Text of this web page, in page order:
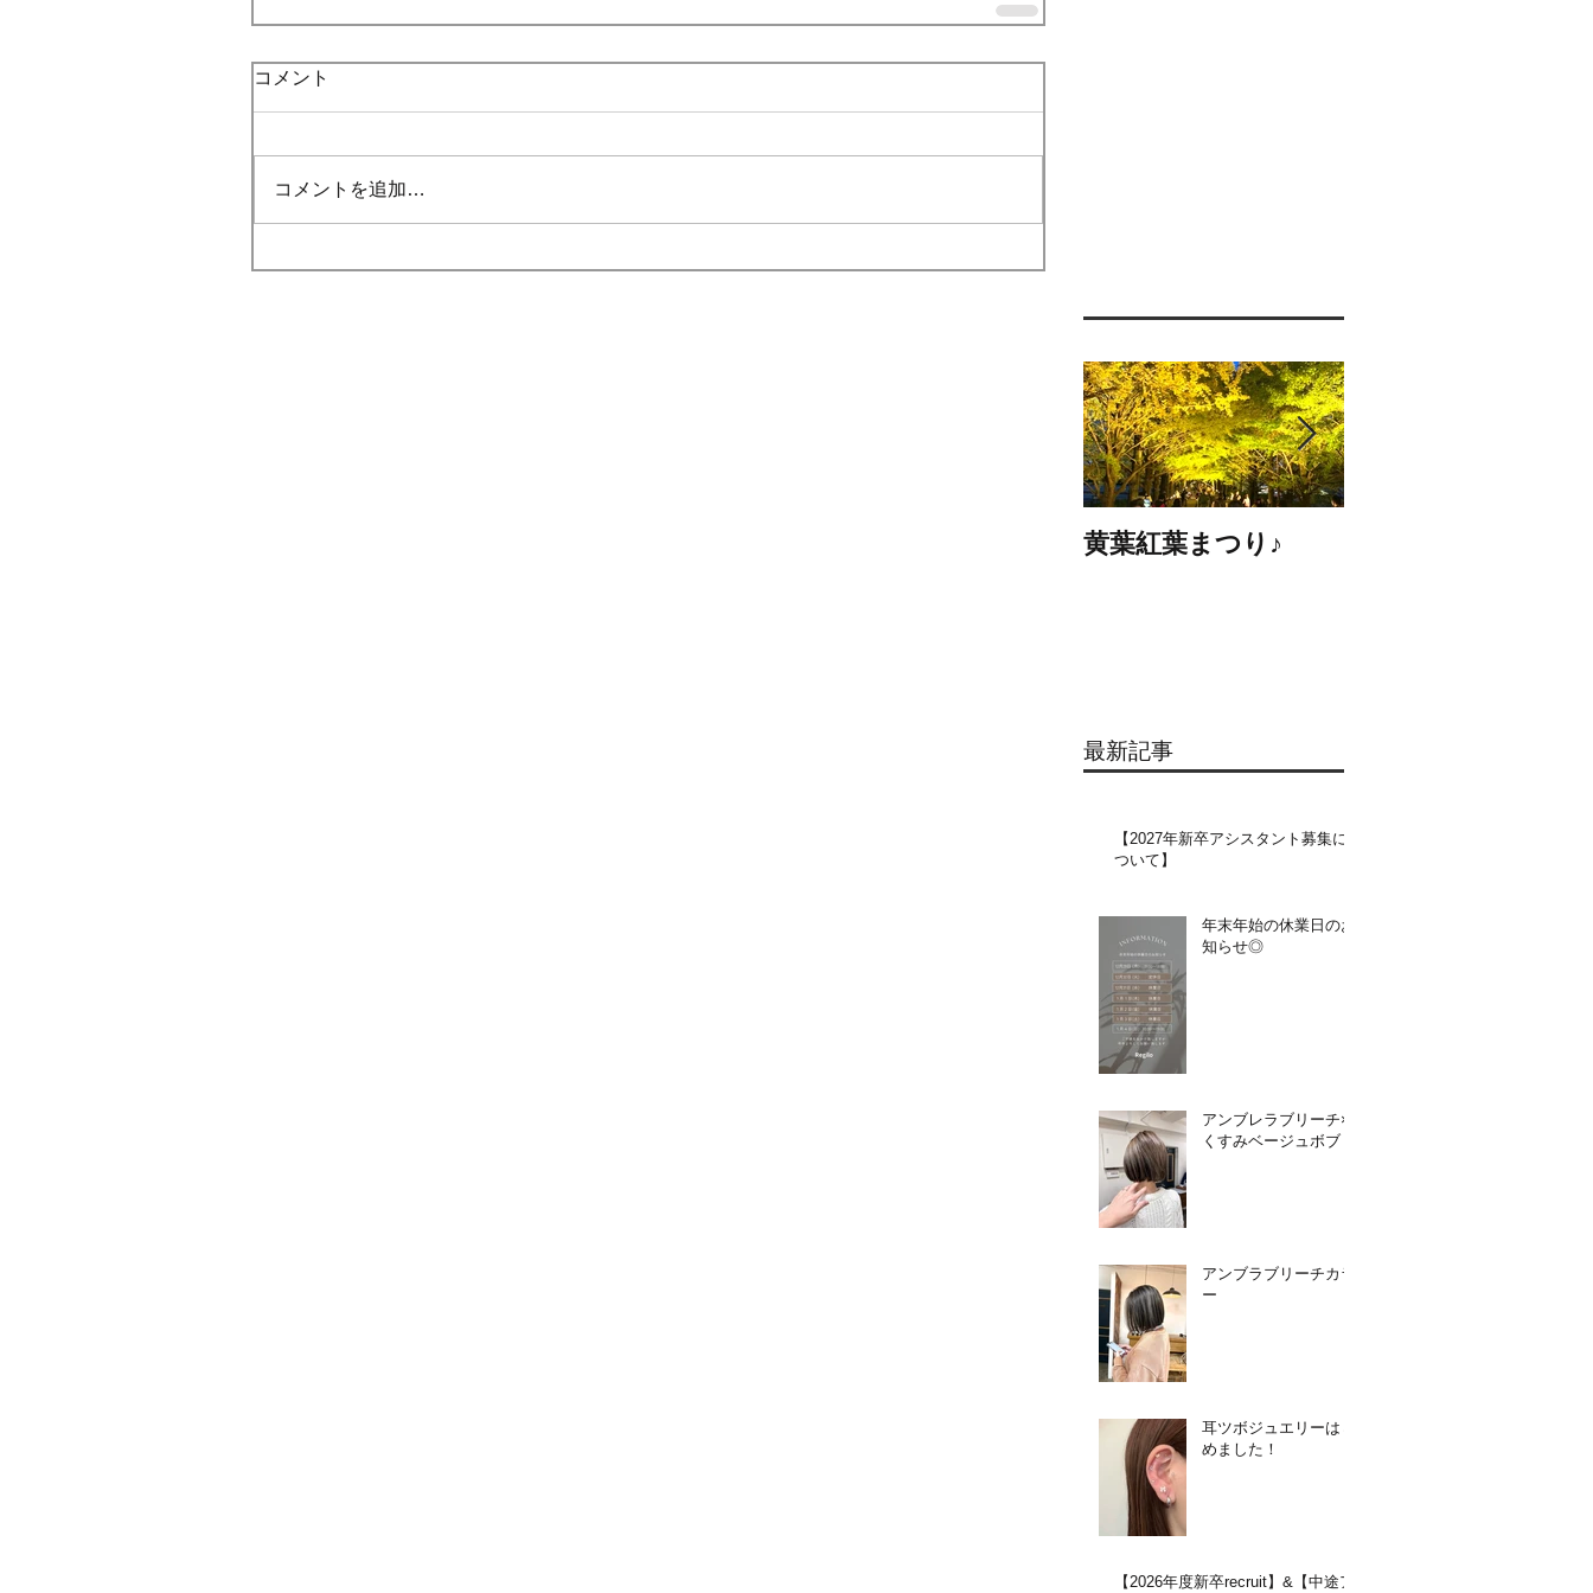
コメント
コメントを追加…
黄葉紅葉まつり♪
最新記事
【2027年新卒アシスタント募集に
ついて】​​
年末年始の休業日のお
知らせ◎
アンブレラブリーチ×
くすみベージュボブ
アンブラブリーチカラ
ー
耳ツボジュエリーはじ
めました！
【2026年度新卒recruit】&【中途ア